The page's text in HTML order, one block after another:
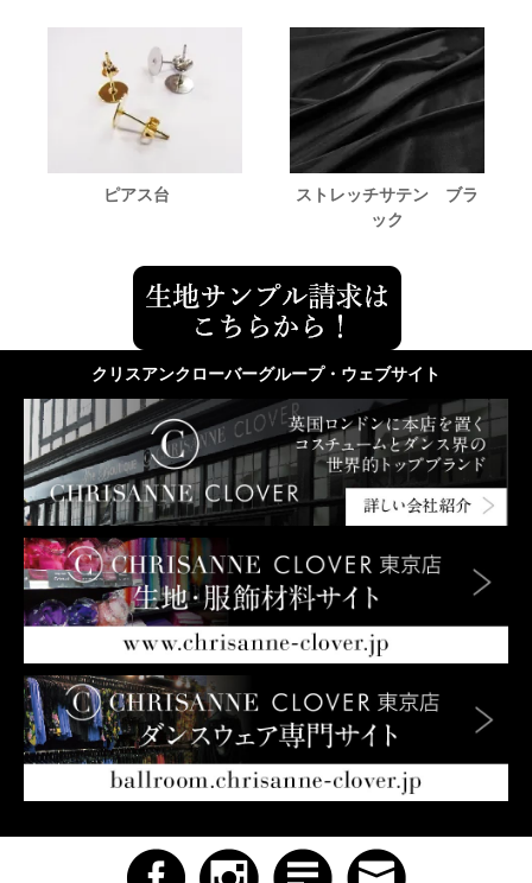
ピアス台
ストレッチサテン ブラ
ック
クリスアンクローバーグループ・ウェブサイト